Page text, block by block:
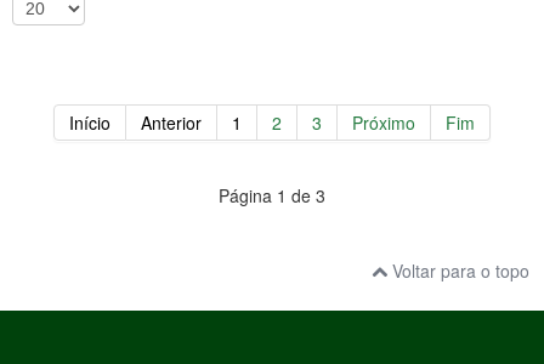
Início Anterior 1 2 3 Próximo Fim
Página 1 de 3
Voltar para o topo